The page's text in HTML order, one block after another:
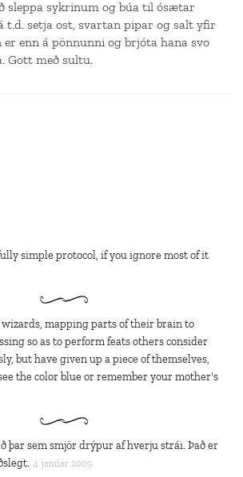
sleppa sykrinum og búa til ósætar
t.d. setja ost, svartan pipar og salt yfir
er enn á pönnunni og brjóta hana svo
Gott með sultu.
simple protocol, if you ignore most of it
mapping parts of their brain to
so as to perform feats others consider
but have given up a piece of themselves,
the color blue or remember your mother's
þar sem smjör drýpur af hverju strái. Það er
4. janúar 2009